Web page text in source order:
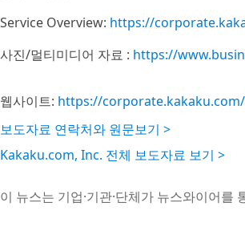
Service Overview: https://
사진/멀티미디어 자료 : https://
웹사이트: https://
보도자료 연락처와 원문보기 >
Kakaku.com, Inc. 전체 보도자료 보기 >
이 뉴스는 기업·기관·단체가 뉴스와이어